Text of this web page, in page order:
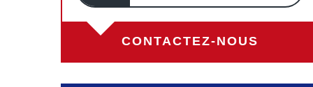
CONTACTEZ-NOUS